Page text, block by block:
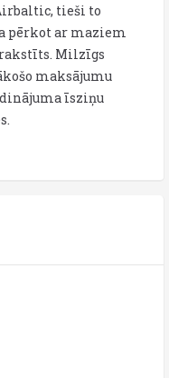
tieši to
pērkot ar maziem
Milzīgs
maksājumu
īsziņu